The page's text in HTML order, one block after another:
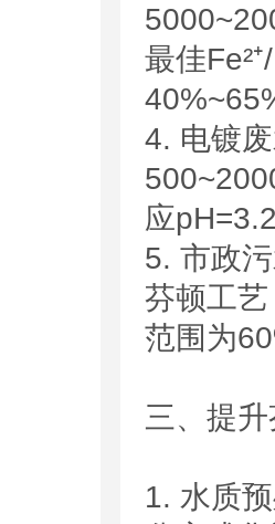
最佳
4. 电镀
应
5. 市政
芬顿工
范围为
三、提
1. 水质